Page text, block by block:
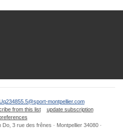
montpellier.com
from this list
update subscription
Do, 3 rue des frênes · Montpellier 34080 ·